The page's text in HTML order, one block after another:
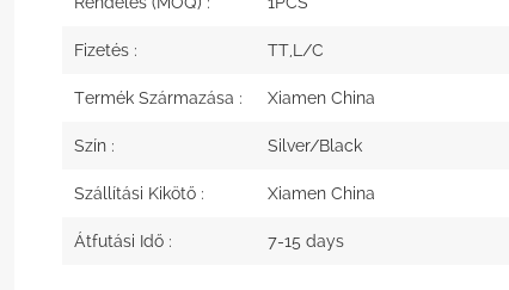
Fizetés : TT,L/C
Termék Származása : Xiamen China
Szín : Silver/Black
Szállítási Kikötő : Xiamen China
Átfutási Idő : 7-15 days